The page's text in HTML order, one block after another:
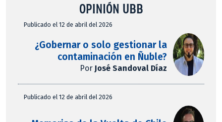
OPINIÓN UBB
Publicado el 12 de abril del 2026
¿Gobernar o solo gestionar la
contaminación en Ñuble?
Por José Sandoval Díaz
Publicado el 12 de abril del 2026